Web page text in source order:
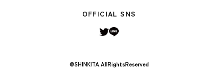
OFFICIAL SNS
@SHINKITA.AllRightsReserved